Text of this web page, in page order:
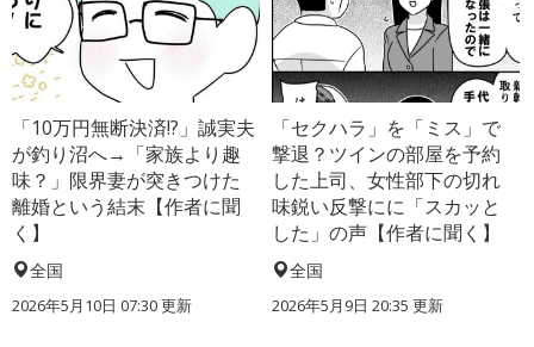
「10万円無断決済!?」誠実夫
が釣り沼へ→「家族より趣
味？」限界妻が突きつけた
離婚という結末【作者に聞
く】
全国
2026年5月10日 07:30 更新
「セクハラ」を「ミス」で
撃退？ツインの部屋を予約
した上司、女性部下の切れ
味鋭い反撃にに「スカッと
した」の声【作者に聞く】
全国
2026年5月9日 20:35 更新